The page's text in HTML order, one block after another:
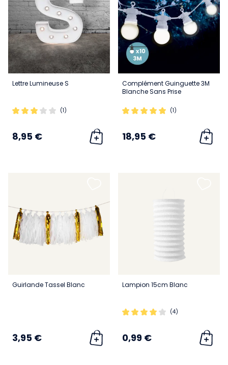
Lettre Lumineuse S
(1)
8,95 €
Complément Guinguette 3M
Blanche Sans Prise
(1)
18,95 €
Guirlande Tassel Blanc
3,95 €
Lampion 15cm Blanc
(4)
0,99 €